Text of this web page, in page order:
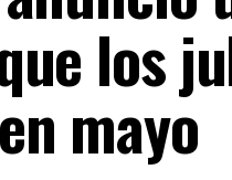
los
mayo